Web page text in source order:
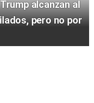
alcanzan al
pero no por